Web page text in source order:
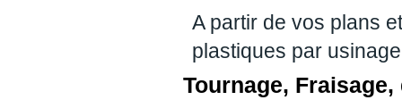
A partir de vos plans
plastiques par
Tournage,